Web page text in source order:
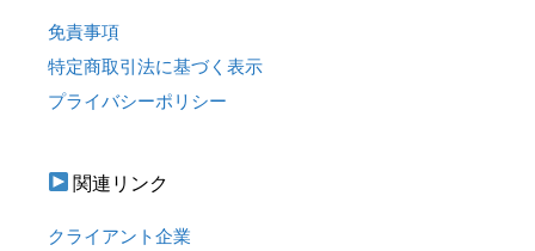
免責事項
特定商取引法に基づく表示
プライバシーポリシー
関連リンク
クライアント企業